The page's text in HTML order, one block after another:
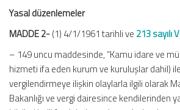
Yasal düzenlemeler
MADDE 2-(1) 4/1/1961 tarihli ve 213 sayılı
– 149 uncu maddesinde, “Kamu idare ve
hizmeti ifa eden kurum ve kuruluşlar dahil)
vergilendirmeye ilişkin olaylarla ilgili olarak
Bakanlığı ve vergi dairesince kendilerinden